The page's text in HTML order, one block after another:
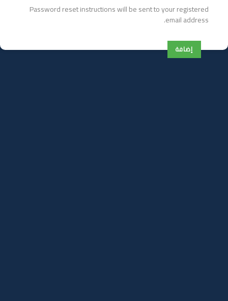
Password reset instructions will be sent to your registered
email address.